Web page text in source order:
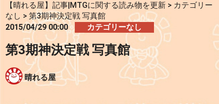
【晴れる屋】記事|MTGに関する読み物を更新 > カテゴリー
なし >第3期神決定戦 写真館
2015/04/29 00:00
カテゴリーなし
第3期神決定戦 写真館
晴れる屋